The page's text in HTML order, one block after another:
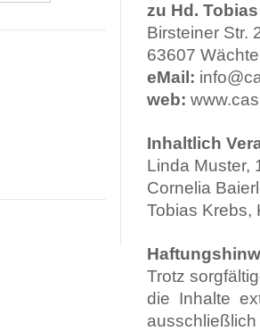
zu Hd.
Birsteiner Str.
63607
eMail:
web:
Inhaltlich
Linda Muster,
Cornelia
Tobias Krebs,
Trotz
die Inhalte